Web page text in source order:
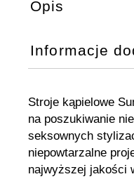
Opis
Informacje
Stroje kąpielowe
na poszukiwanie
seksownych
niepowtarzalne
najwyższej jakości